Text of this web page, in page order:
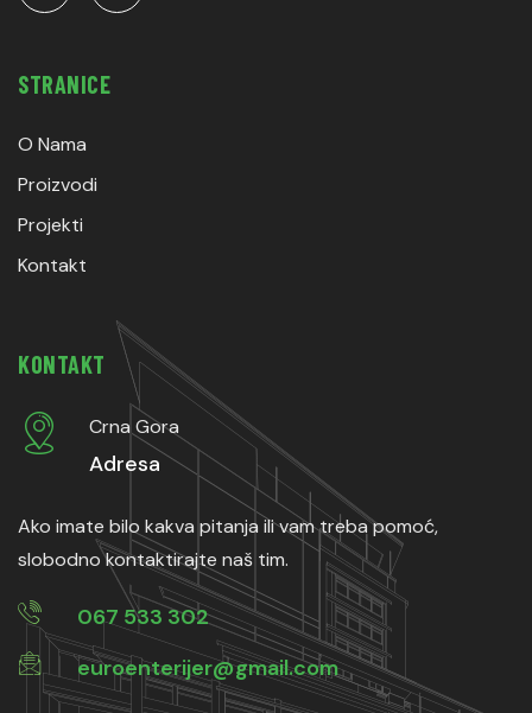
STRANICE
O Nama
Proizvodi
Projekti
Kontakt
KONTAKT
Crna Gora
Adresa
Ako imate bilo kakva pitanja ili vam treba pomoć,
slobodno kontaktirajte naš tim.
067 533 302
euroenterijer@gmail.com